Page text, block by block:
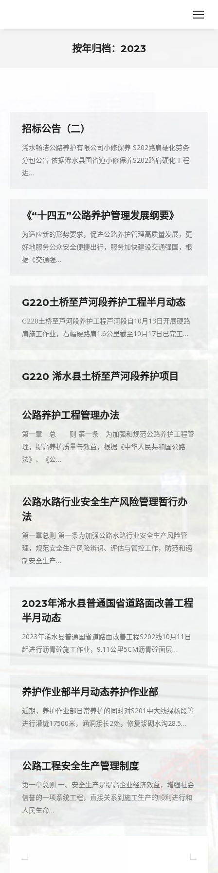
按年归档： 2023
招标公告（二）
浠水畅洁公路养护有限公司小修保养 S202路肩硬化劳务
分包公告 依据浠水县国省道小修保养S202路肩硬化工程
进…
《“十四五”公路养护管理发展纲要》
为适应新的形势要求，促进公路养护管理高质量发展，更
好地服务公众安全便捷出行，服务加快建设交通强国，根
据《交通强…
G220土桥至芦河段养护工程半月动态
G220土桥至芦河段养护工程芦河段自10月13日开展硬路
肩施工作业，右幅硬路肩1.6公里截至10月17日已完工…
G220 浠水县土桥至芦河段养护项目
公路养护工程管理办法
第一章 总 则 第一条 为加强和规范公路养护工程管
理，提高养护质量与效益，根据《中华人民共和国公路
法》、《公…
公路水路行业安全生产风险管理暂行办
法
第一章总则 第一条为加强公路水路行业安全生产风险管
理，规范安全生产风险辨识、评估与管控工作，防范和遏
制安全生产…
2023年浠水县普通国省道路面改善工程
半月动态
2023年浠水县普通国省道路面改善工程S202线10月11日
起进行沥青砼施工作业，9.11公里5CM沥青砼面层…
养护作业部半月动态养护作业部
近期，养护作业部日常养护的同时对S201中大线绿杨段等
进行灌缝17500米，涵洞接长2处，修复浆砌水沟28.5…
公路工程安全生产管理制度
第一章总则 一、安全生产是提高企业经济效益，增强社会
信誉的一项系统工程，直接关系到施工生产的顺利进行和
人民生命…